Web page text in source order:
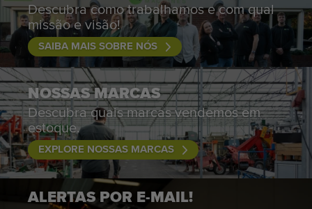
Descubra como trabalhamos e com qual
missão e visão!
SAIBA MAIS SOBRE NÓS
NOSSAS MARCAS
Descubra quais marcas vendemos em
estoque.
EXPLORE NOSSAS MARCAS
ALERTAS POR E-MAIL!